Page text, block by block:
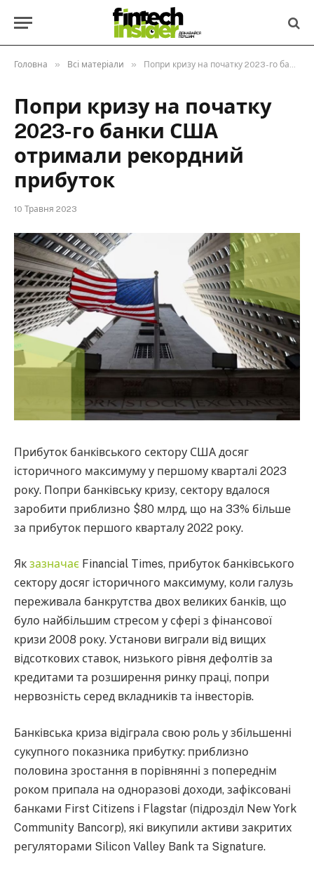
Головна » Всі матеріали » Попри кризу на початку 2023-го банки США отримали рекордний прибуток
Попри кризу на початку
2023-го банки США
отримали рекордний
прибуток
10 Травня 2023
Прибуток банківського сектору США досяг
історичного максимуму у першому кварталі 2023
року. Попри банківську кризу, сектору вдалося
заробити приблизно $80 млрд, що на 33% більше
за прибуток першого кварталу 2022 року.
Як зазначає Financial Times, прибуток банківського
сектору досяг історичного максимуму, коли галузь
переживала банкрутства двох великих банків, що
було найбільшим стресом у сфері з фінансової
кризи 2008 року. Установи виграли від вищих
відсоткових ставок, низького рівня дефолтів за
кредитами та розширення ринку праці, попри
нервозність серед вкладників та інвесторів.
Банківська криза відіграла свою роль у збільшенні
сукупного показника прибутку: приблизно
половина зростання в порівнянні з попереднім
роком припала на одноразові доходи, зафіксовані
банками First Citizens і Flagstar (підрозділ New York
Community Bancorp), які викупили активи закритих
регуляторами Silicon Valley Bank та Signature.